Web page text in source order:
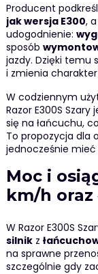
Producent
jak wersja E300,
udogodnienie:
sposób
jazdy. Dzięki temu
i zmienia
W codziennym
Razor E300S
się na łańcuchu,
To propozycja dla
jednocześnie
Moc i
km/h oraz
W Razor E300S
silnikz
na sprawne
szczególnie gdy